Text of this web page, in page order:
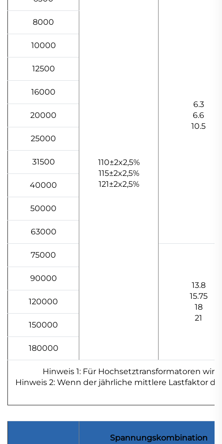
110±2x2,5%
115±2x2,5%
121±2x2,5%
6.3
6.6
10.5
8000
10000
12500
16000
20000
25000
31500
40000
50000
63000
75000
13.8
15.75
18
21
90000
120000
150000
180000
Hinweis 1: Für Hochsetztransformatoren
Hinweis 2: Wenn der jährliche mittlere Lastfaktor
Spannungskombination